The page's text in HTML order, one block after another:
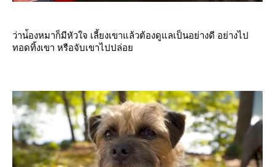
ว่าน่้องหมาก็มีหัวใจ เลี้ยงเขาแล้วต้องดูแลเป็นอย่างดี อย่างไป
ทอดทิ้งเขา หรือจับเขาไปปล่อ